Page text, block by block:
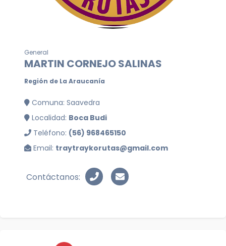
General
MARTIN CORNEJO SALINAS
Región de La Araucanía
Comuna: Saavedra
Localidad: Boca Budi
Teléfono: (56) 968465150
Email: traytraykorutas@gmail.com
Contáctanos: